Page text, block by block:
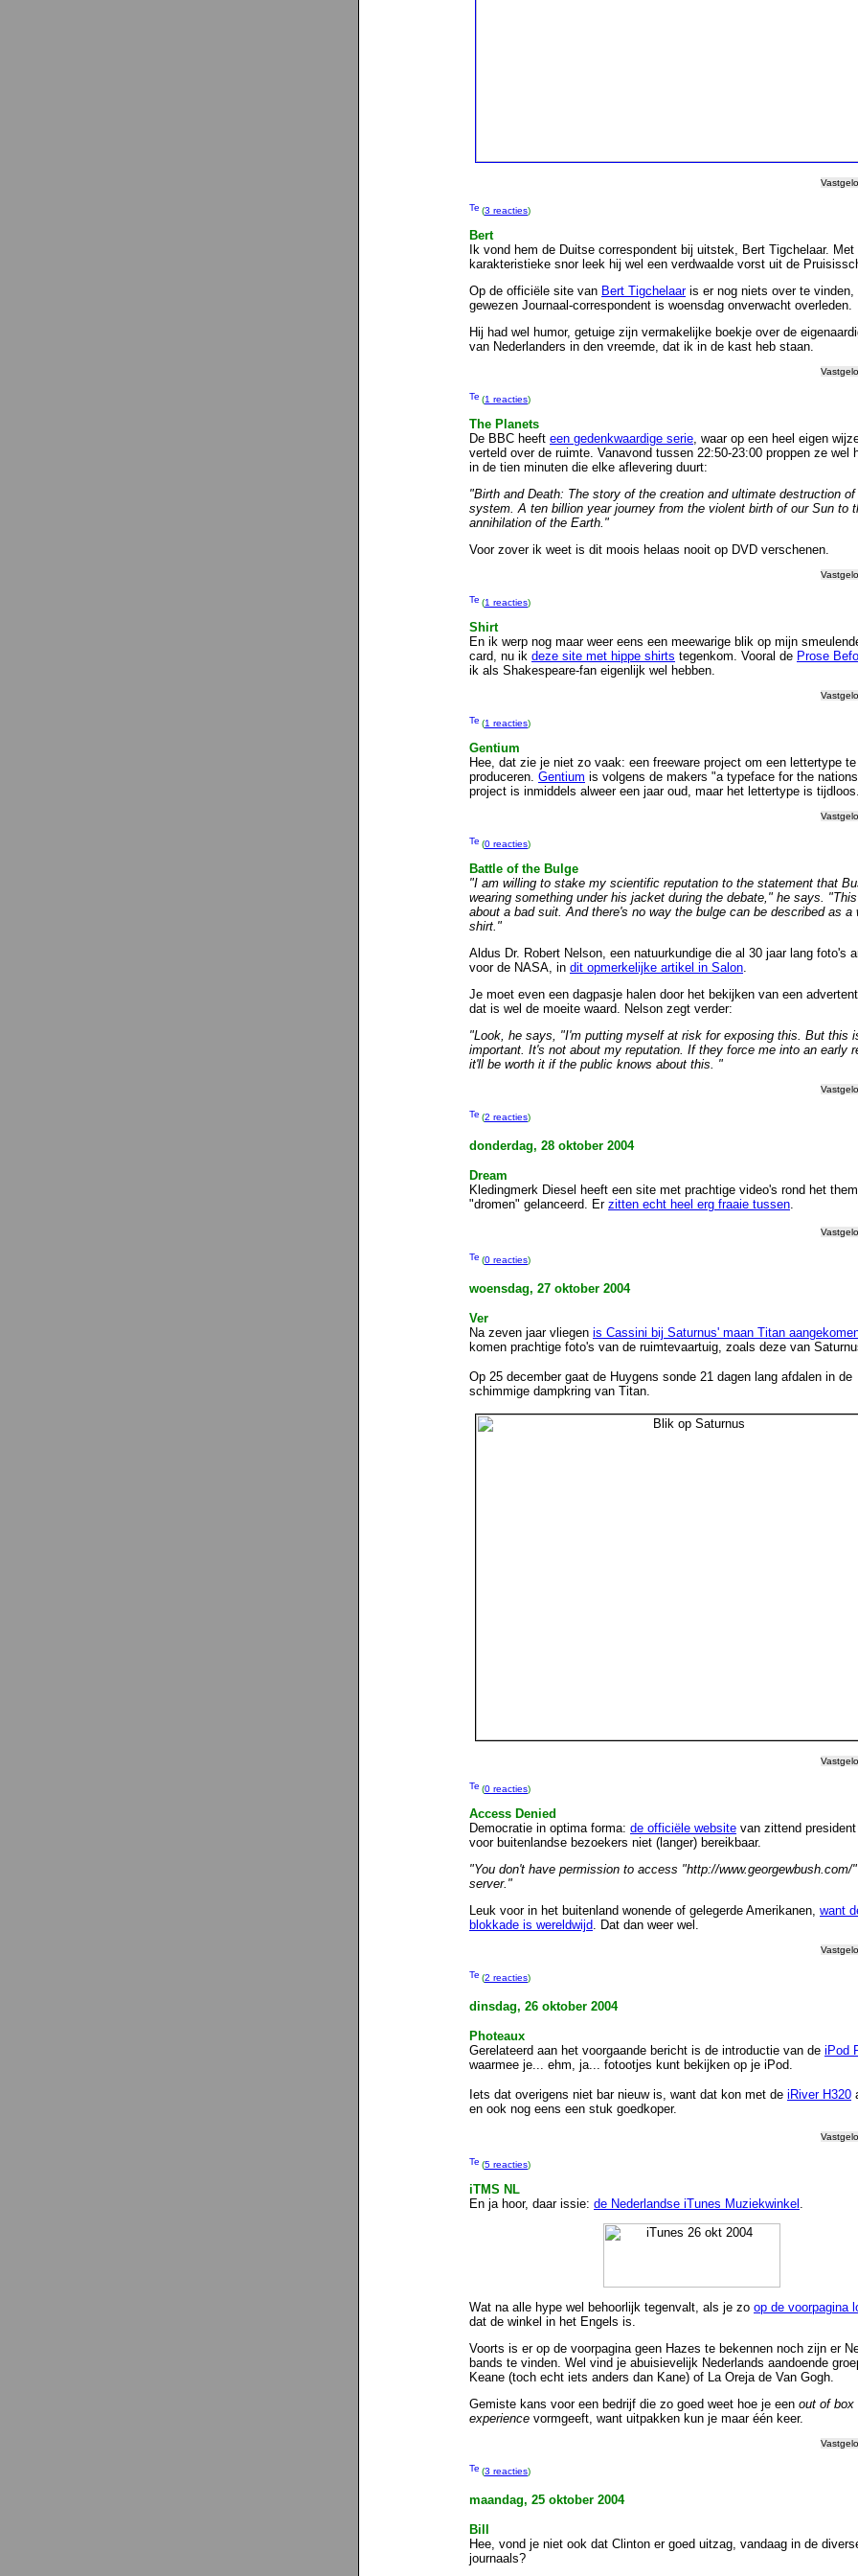
(3 reacties)
Bert
Ik vond hem de Duitse correspondent bij uitstek, Bert Tigchelaar. Met
karakteristieke snor leek hij wel een verdwaalde vorst uit de
Op de officiële site van Bert Tigchelaaris er nog niets over te vinden,
gewezen Journaal-correspondent is woensdag onverwacht overleden.
Hij had wel humor, getuige zijn vermakelijke boekje over de
van Nederlanders in den vreemde, dat ik in de kast heb staan.
(1 reacties)
The Planets
De BBC heeft een gedenkwaardige serie, waar op een heel eigen
verteld over de ruimte. Vanavond tussen 22:50-23:00 proppen ze wel
in de tien minuten die elke aflevering duurt:
"Birth and Death: The story of the creation and ultimate destruction of
system. A ten billion year journey from the violent birth of our Sun to
annihilation of the Earth."
Voor zover ik weet is dit moois helaas nooit op DVD verschenen.
(1 reacties)
Shirt
En ik werp nog maar weer eens een meewarige blik op mijn
card, nu ik deze site met hippe shirts tegenkom. Vooral de Prose
ik als Shakespeare-fan eigenlijk wel hebben.
(1 reacties)
Gentium
Hee, dat zie je niet zo vaak: een freeware project om een lettertype te
produceren. Gentium is volgens de makers "a typeface for the
project is inmiddels alweer een jaar oud, maar het lettertype is tijdloos.
(0 reacties)
Battle of the Bulge
"I am willing to stake my scientific reputation to the statement that
wearing something under his jacket during the debate," he says.
about a bad suit. And there's no way the bulge can be described as a
shirt."
Aldus Dr. Robert Nelson, een natuurkundige die al 30 jaar lang foto's
voor de NASA, in dit opmerkelijke artikel in Salon.
Je moet even een dagpasje halen door het bekijken van een
dat is wel de moeite waard. Nelson zegt verder:
"Look, he says, "I'm putting myself at risk for exposing this. But this
important. It's not about my reputation. If they force me into an early
it'll be worth it if the public knows about this. "
(2 reacties)
donderdag, 28 oktober 2004
Dream
Kledingmerk Diesel heeft een site met prachtige video's rond het
"dromen" gelanceerd. Er zitten echt heel erg fraaie tussen.
(0 reacties)
woensdag, 27 oktober 2004
Ver
Na zeven jaar vliegen is Cassini bij Saturnus' maan Titan
komen prachtige foto's van de ruimtevaartuig, zoals deze van
Op 25 december gaat de Huygens sonde 21 dagen lang afdalen in de
schimmige dampkring van Titan.
(0 reacties)
Access Denied
Democratie in optima forma: de officiële website van zittend
voor buitenlandse bezoekers niet (langer) bereikbaar.
"You don't have permission to access "http://www.georgewbush.com/
server."
Leuk voor in het buitenland wonende of gelegerde Amerikanen, want
blokkade is wereldwijd. Dat dan weer wel.
(2 reacties)
dinsdag, 26 oktober 2004
Photeaux
Gerelateerd aan het voorgaande bericht is de introductie van de iPod
waarmee je... ehm, ja... fotootjes kunt bekijken op je iPod.
Iets dat overigens niet bar nieuw is, want dat kon met de iRiver H320
en ook nog eens een stuk goedkoper.
(5 reacties)
iTMS NL
En ja hoor, daar issie: de Nederlandse iTunes Muziekwinkel .
Wat na alle hype wel behoorlijk tegenvalt, als je zo op de voorpagina
dat de winkel in het Engels is.
Voorts is er op de voorpagina geen Hazes te bekennen noch zijn er
bands te vinden. Wel vind je abuisievelijk Nederlands aandoende
Keane (toch echt iets anders dan Kane) of La Oreja de Van Gogh.
Gemiste kans voor een bedrijf die zo goed weet hoe je een out of box
experience vormgeeft, want uitpakken kun je maar één keer.
(3 reacties)
maandag, 25 oktober 2004
Bill
Hee, vond je niet ook dat Clinton er goed uitzag, vandaag in de
journaals?